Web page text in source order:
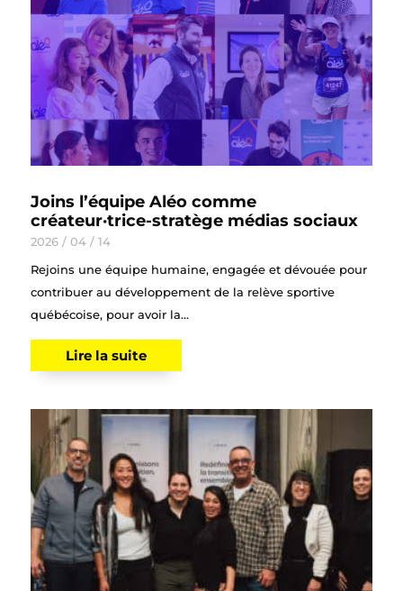
Joins l’équipe Aléo comme
créateur·trice-stratège médias sociaux
2026 / 04 / 14
Rejoins une équipe humaine, engagée et dévouée pour
contribuer au développement de la relève sportive
québécoise, pour avoir la...
Lire la suite